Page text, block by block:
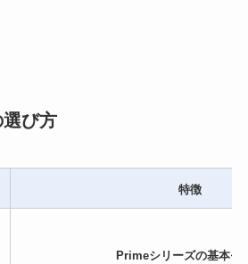
び方
特徴
Primeシリーズの基本モ